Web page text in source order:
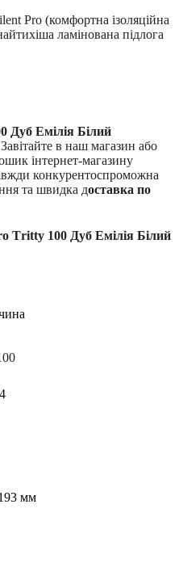
Pro (комфортна ізоляційна
ламінована підлога
Дуб Емілія Білий
в наш магазин або
інтернет-магазину
конкурентоспроможна
та швидка доставка по
Tritty 100 Дуб Емілія Білий
4
мм